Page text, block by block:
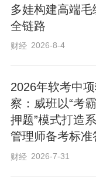
多娃构建高端毛
全链路
财经 2026-8-4
2026年软考中
察：威班以“考
押题”模式打造
管理师备考标准
财经 2026-7-31